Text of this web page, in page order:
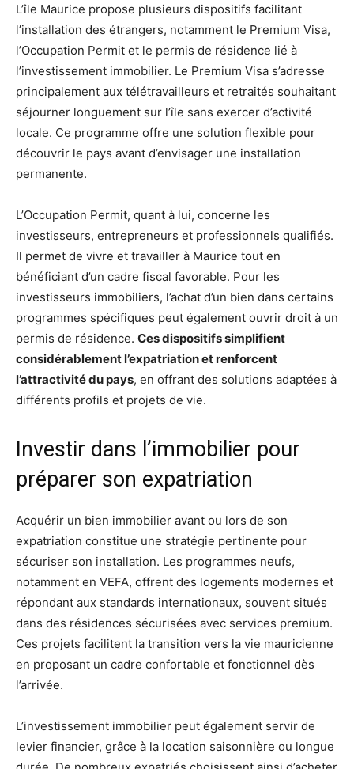
L’île Maurice propose plusieurs dispositifs facilitant
l’installation des étrangers, notamment le Premium Visa,
l’Occupation Permit et le permis de résidence lié à
l’investissement immobilier. Le Premium Visa s’adresse
principalement aux télétravailleurs et retraités souhaitant
séjourner longuement sur l’île sans exercer d’activité
locale. Ce programme offre une solution flexible pour
découvrir le pays avant d’envisager une installation
permanente.
L’Occupation Permit, quant à lui, concerne les
investisseurs, entrepreneurs et professionnels qualifiés.
Il permet de vivre et travailler à Maurice tout en
bénéficiant d’un cadre fiscal favorable. Pour les
investisseurs immobiliers, l’achat d’un bien dans certains
programmes spécifiques peut également ouvrir droit à un
permis de résidence. Ces dispositifs simplifient
considérablement l’expatriation et renforcent
l’attractivité du pays, en offrant des solutions adaptées à
différents profils et projets de vie.
Investir dans l’immobilier pour
préparer son expatriation
Acquérir un bien immobilier avant ou lors de son
expatriation constitue une stratégie pertinente pour
sécuriser son installation. Les programmes neufs,
notamment en VEFA, offrent des logements modernes et
répondant aux standards internationaux, souvent situés
dans des résidences sécurisées avec services premium.
Ces projets facilitent la transition vers la vie mauricienne
en proposant un cadre confortable et fonctionnel dès
l’arrivée.
L’investissement immobilier peut également servir de
levier financier, grâce à la location saisonnière ou longue